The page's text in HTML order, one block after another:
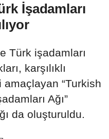
İşadamları
Türk işadamları
karşılıklı
amaçlayan “Turkish
Ağı”
da oluşturuldu.